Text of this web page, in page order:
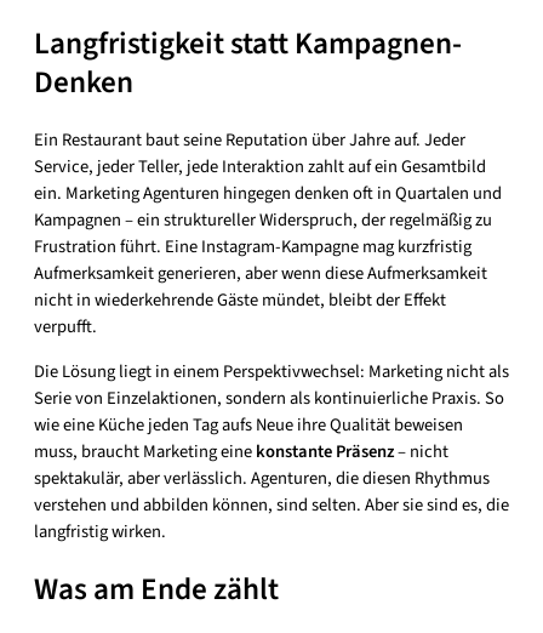
Langfristigkeit statt Kampagnen-
Denken
Ein Restaurant baut seine Reputation über Jahre auf. Jeder
Service, jeder Teller, jede Interaktion zahlt auf ein Gesamtbild
ein. Marketing Agenturen hingegen denken oft in Quartalen und
Kampagnen – ein struktureller Widerspruch, der regelmäßig zu
Frustration führt. Eine Instagram-Kampagne mag kurzfristig
Aufmerksamkeit generieren, aber wenn diese Aufmerksamkeit
nicht in wiederkehrende Gäste mündet, bleibt der Effekt
verpufft.
Die Lösung liegt in einem Perspektivwechsel: Marketing nicht als
Serie von Einzelaktionen, sondern als kontinuierliche Praxis. So
wie eine Küche jeden Tag aufs Neue ihre Qualität beweisen
muss, braucht Marketing einekonstante Präsenz– nicht
spektakulär, aber verlässlich. Agenturen, die diesen Rhythmus
verstehen und abbilden können, sind selten. Aber sie sind es, die
langfristig wirken.
Was am Ende zählt